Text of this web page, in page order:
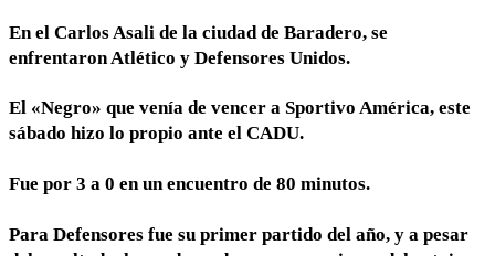
En el Carlos Asali de la ciudad de Baradero, se
enfrentaron Atlético y Defensores Unidos.
El «Negro» que venía de vencer a Sportivo América, este
sábado hizo lo propio ante el CADU.
Fue por 3 a 0 en un encuentro de 80 minutos.
Para Defensores fue su primer partido del año, y a pesar